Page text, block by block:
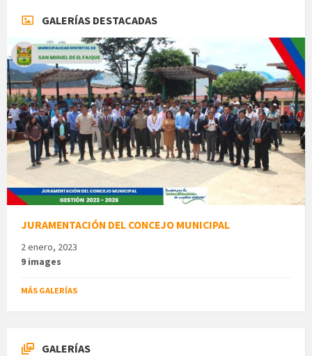
GALERÍAS DESTACADAS
JURAMENTACIÓN DEL CONCEJO MUNICIPAL
2 enero, 2023
9 images
MÁS GALERÍAS
GALERÍAS